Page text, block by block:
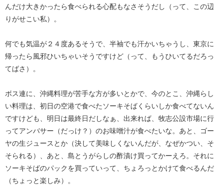
んだけ大きかったら食べられる心配もなさそうだし（って、この辺
りがせこい私）。
何でも気温が２４度あるそうで、半袖でも汗かいちゃうし、東京に
帰ったら風邪ひいちゃいそうですけど（って、もうひいてるだろっ
てばさ）。
ボス連に、沖縄料理が苦手な方が多いとかで、今のとこ、沖縄らし
い料理は、初日の空港で食べたソーキそばくらいしか食べてないん
ですけども、明日は最終日だしなぁ、出来れば、牧志公設市場に行
ってアンバサー（だっけ？）のお味噌汁が食べたいな。あと、ゴー
ヤの生ジュースとか（決して美味しくないんだが、なぜかつい、そ
そられる）、あと、島とうがらしの酢漬け買ってかーえろ。それに
ソーキそばのパックを買っていって、ちょろっとかけて食べるんだ
（ちょっと楽しみ）。